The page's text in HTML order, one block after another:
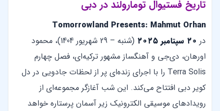
تاریخ فستیوال تومارولند در دبی
Tomorrowland Presents: Mahmut Orhan
در ۲۰ سپتامبر ۲۰۲۵
(شنبه – 29 شهریور 1404)، محمود
اورهان، دی‌جی و آهنگساز مشهور ترکیه‌ای، فصل چهارم
Terra Solis را با اجرای زنده‌ای پر از لحظات جادویی در دل
کویر دبی افتتاح می‌کند. این شب آغازگر مجموعه‌ای از
رویدادهای موسیقی الکترونیک زیر آسمان پرستاره خواهد